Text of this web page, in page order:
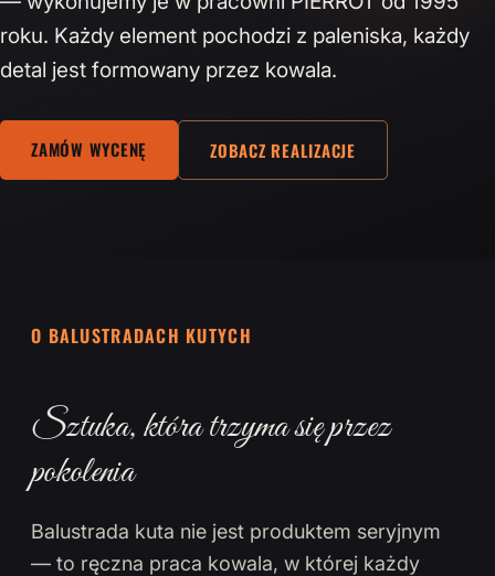
roku. Każdy element pochodzi z paleniska, każdy
detal jest formowany przez kowala.
ZAMÓW WYCENĘ ZOBACZ REALIZACJE
O BALUSTRADACH KUTYCH
Sztuka, która trzyma się przez
pokolenia
Balustrada kuta nie jest produktem seryjnym
— to ręczna praca kowala, w której każdy